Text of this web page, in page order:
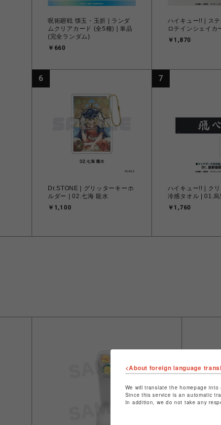
呪術廻戦 懐玉・玉折 | ランダ
ムクリアカード (全5種) | 単品
(完全ランダム)
￥660
ハイキュー!! | ス
ロテインシェイカ
￥1,870
6
Dr.STONE | グリッターキーホ
ルダー | 02.七海 龍水
￥1,100
7
ハイキュー!! | ク
冷感タオル | 01.
￥1,760
<About foreign language
We will translate the homepage
Since this service is an automatic
In addition, we do not take any